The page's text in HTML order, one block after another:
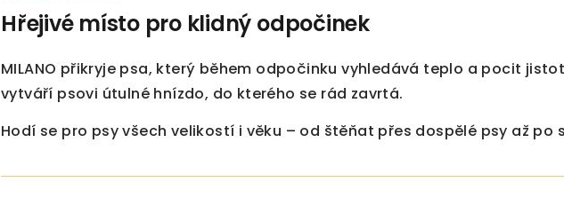
Hřejivé místo pro klidný odpočinek
MILANO přikryje psa, který během odpočinku vyhledává teplo a pocit
vytváří psovi útulné hnízdo, do kterého se rád zavrtá.
Hodí se pro psy všech velikostí i věku – od štěňat přes dospělé psy až